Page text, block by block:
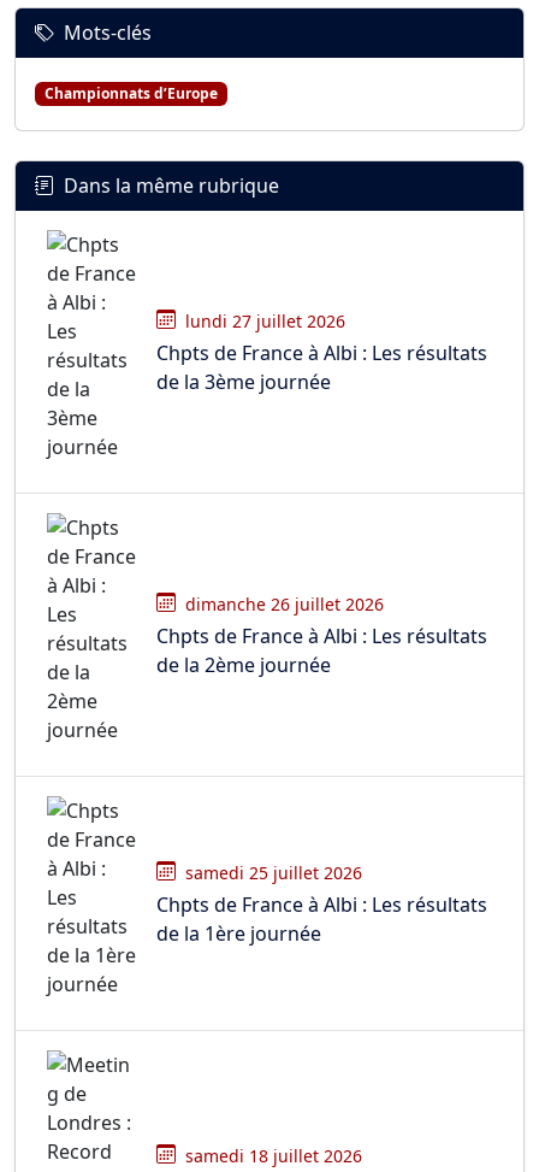
Mots-clés
Championnats d’Europe
Dans la même rubrique
lundi 27 juillet 2026
Chpts de France à Albi : Les résultats
de la 3ème journée
dimanche 26 juillet 2026
Chpts de France à Albi : Les résultats
de la 2ème journée
samedi 25 juillet 2026
Chpts de France à Albi : Les résultats
de la 1ère journée
samedi 18 juillet 2026